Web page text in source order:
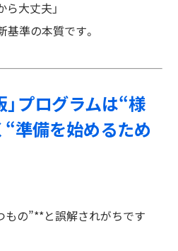
ら大丈夫」
基準の本質です。
」プログラムは“様
準備を始めるため
の”**と誤解されがちです